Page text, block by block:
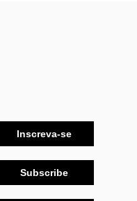
Inscreva-se
Subscribe